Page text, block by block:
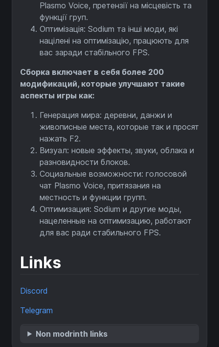
Plasmo Voice, претензії на місцевість та
функції груп.
Оптимізація: Sodium та інші моди, які
націлені на оптимізацію, працюють для
вас заради стабільного FPS.
Сборка включает в себя более 200
модификаций, которые улучшают такие
аспекты игры как:
Генерация мира: деревни, данжи и
живописные места, которые так и просят
нажать F2.
Визуал: новые эффекты, звуки, облака и
разновидности блоков.
Социальные возможности: голосовой
чат Plasmo Voice, притязания на
местность и функции групп.
Оптимизация: Sodium и другие моды,
нацеленные на оптимизацию, работают
для вас ради стабильного FPS.
Links
Discord
Telegram
Non modrinth links